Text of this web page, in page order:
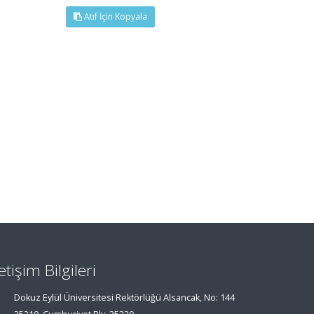
Atıf İçin Kopyala
Bilgileri
Dokuz Eylül Üniversitesi Rektörlüğü Alsancak, No: 144